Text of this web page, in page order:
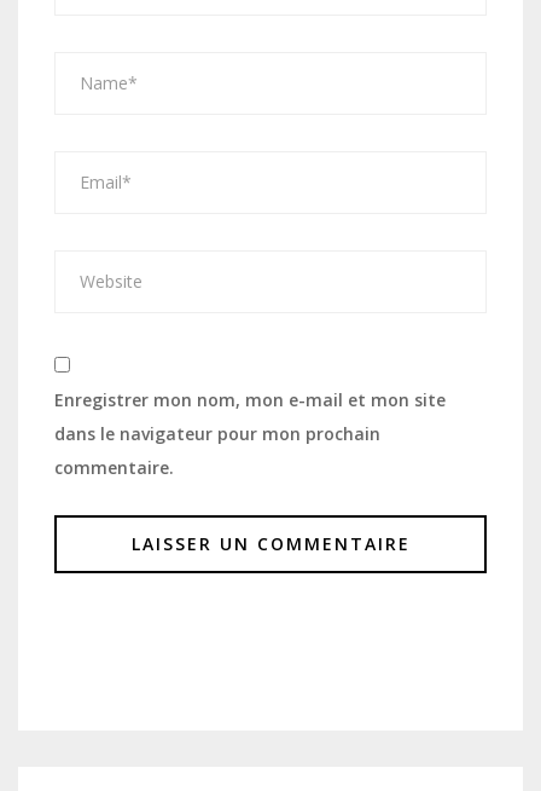
Enregistrer mon nom, mon e-mail et mon site
dans le navigateur pour mon prochain
commentaire.